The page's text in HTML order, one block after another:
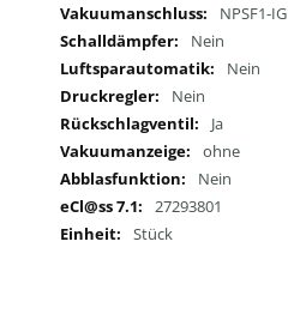
NPSF1-IG
Nein
Nein
Nein
Ja
ohne
Nein
27293801
Stück